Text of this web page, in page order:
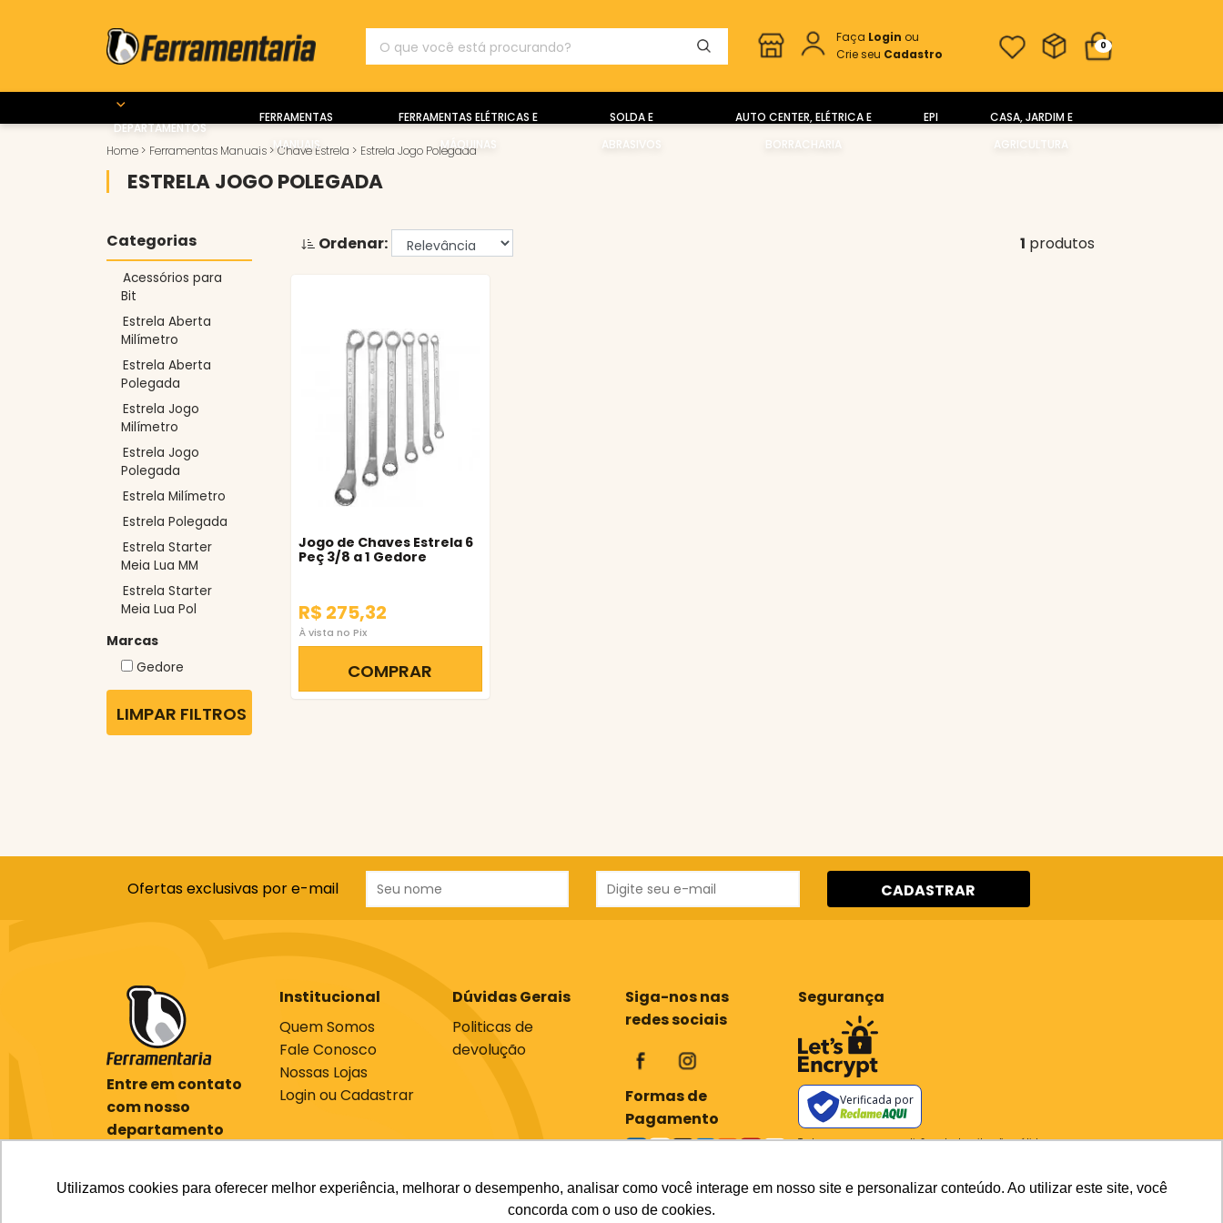
Utilizamos cookies para oferecer melhor experiência, melhorar o desempenho, analisar como você interage em nosso site e personalizar conteúdo. Ao utilizar este site, você
concorda com o uso de cookies.
Faça Login ou
Crie seu Cadastro
0
DEPARTAMENTOS
FERRAMENTAS
MANUAIS
FERRAMENTAS ELÉTRICAS E
MÁQUINAS
SOLDA E
ABRASIVOS
AUTO CENTER, ELÉTRICA E
BORRACHARIA
EPI
CASA, JARDIM E
AGRICULTURA
Home > Ferramentas Manuais > Chave Estrela > Estrela Jogo Polegada
ESTRELA JOGO POLEGADA
Categorias
Acessórios para
Bit
Estrela Aberta
Milímetro
Estrela Aberta
Polegada
Estrela Jogo
Milímetro
Estrela Jogo
Polegada
Estrela Milímetro
Estrela Polegada
Estrela Starter
Meia Lua MM
Estrela Starter
Meia Lua Pol
Marcas
Gedore
LIMPAR FILTROS
Ordenar: 1 produtos
Jogo de Chaves Estrela 6
Peç 3/8 a 1 Gedore
R$ 275,32
À vista no Pix
COMPRAR
Ofertas exclusivas por e-mail CADASTRAR
Entre em contato
com nosso
departamento
(61) 3701-7000
Institucional
Quem Somos
Fale Conosco
Nossas Lojas
Login ou Cadastrar
Dúvidas Gerais
Politicas de
devolução
Siga-nos nas
redes sociais
Formas de
Pagamento
Segurança
Verificada por
Todos os preços e condições deste site são válidos apenas para
em outros meios de comunicação e sites de buscas. Em caso de